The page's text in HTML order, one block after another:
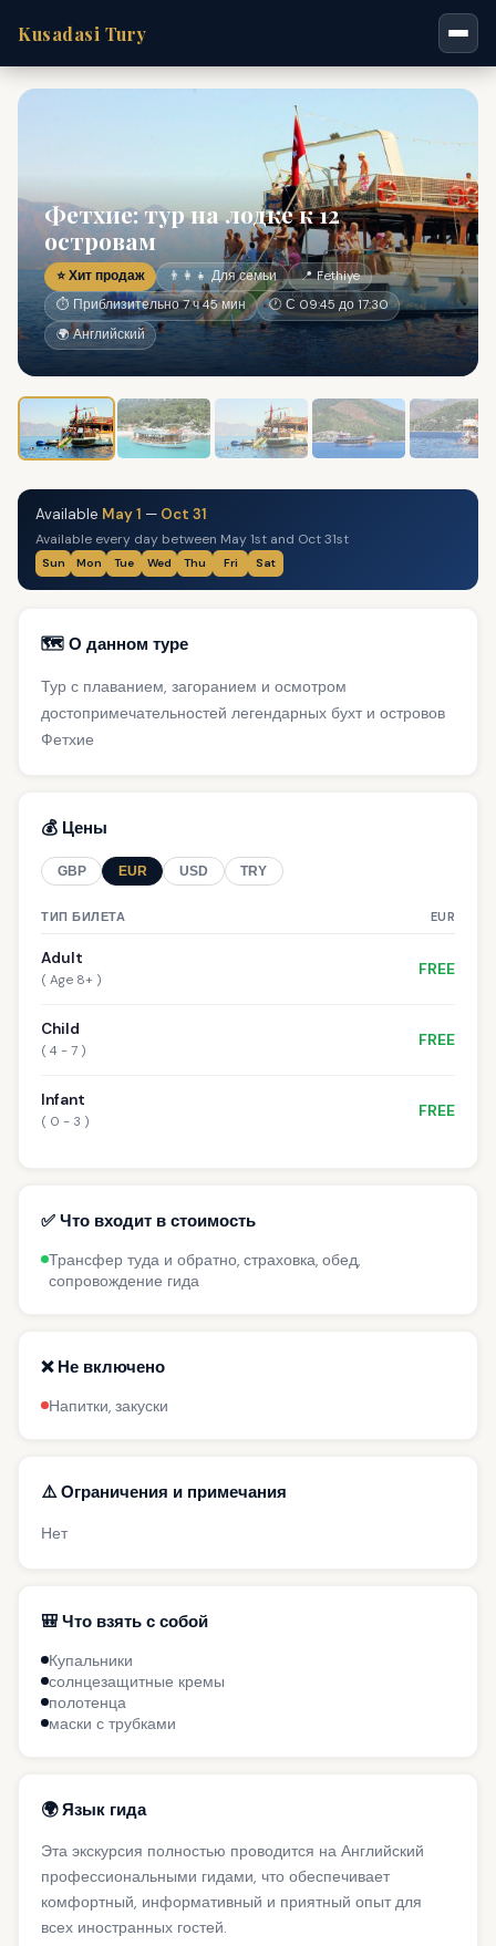
Kusadasi Tury
Фетхие: тур на лодке к 12
островам
⭐ Хит продаж 👨‍👩‍👧 Для семьи
📍 Fethiye
⏱ Приблизительно 7 ч 45 мин
🕐 С 09:45 до 17:30
🌍 Английский
Available May 1 — Oct 31
Available every day between May 1st and Oct 31st
Sun Mon Tue Wed Thu Fri Sat
🗺️ О данном туре
Тур с плаванием, загоранием и осмотром
достопримечательностей легендарных бухт и островов
Фетхие
💰 Цены
GBP EUR USD TRY
ТИП БИЛЕТА EUR
Adult
( Age 8+ )
FREE
Child
( 4 - 7 )
FREE
Infant
( 0 - 3 )
FREE
✅ Что входит в стоимость
Трансфер туда и обратно, страховка, обед,
сопровождение гида
❌ Не включено
Напитки, закуски
⚠️ Ограничения и примечания
Нет
🎒 Что взять с собой
Купальники
солнцезащитные кремы
полотенца
маски с трубками
🌍 Язык гида
Эта экскурсия полностью проводится на Английский
профессиональными гидами, что обеспечивает
комфортный, информативный и приятный опыт для
всех иностранных гостей.